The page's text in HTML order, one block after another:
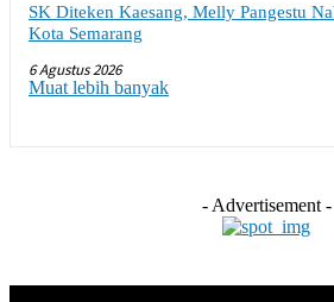
SK Diteken Kaesang, Melly Pangestu
Kota Semarang
6 Agustus 2026
Muat lebih banyak
- Advertisement -